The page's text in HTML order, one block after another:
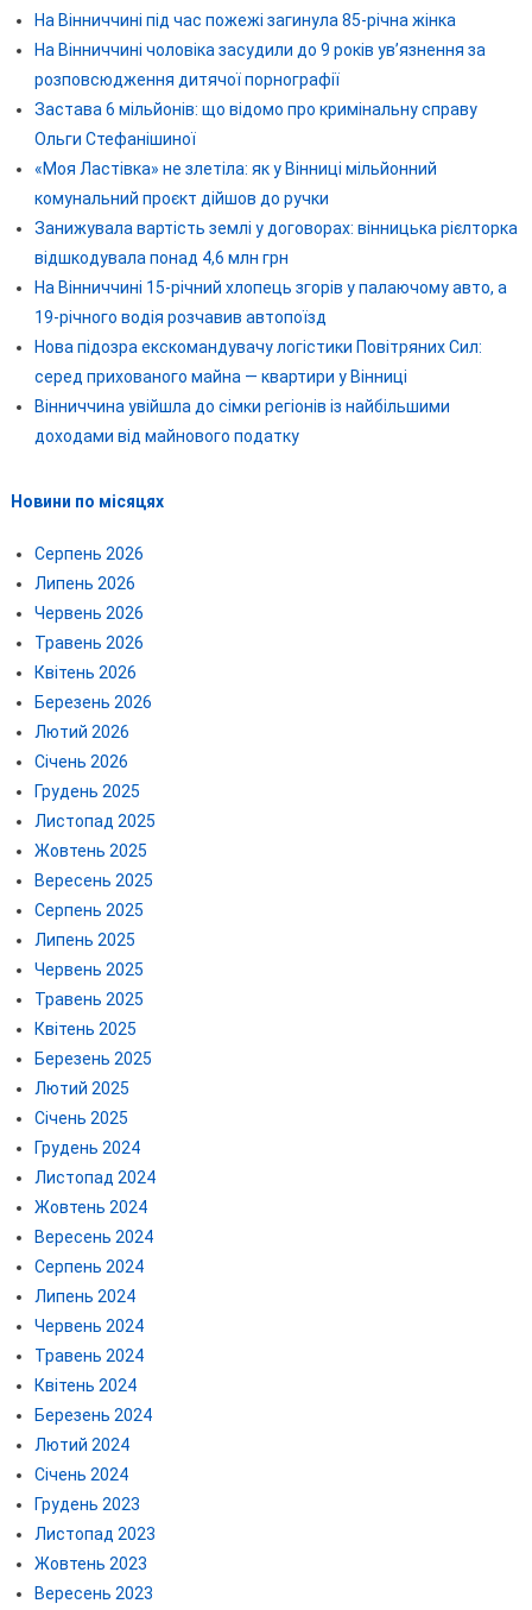
На Вінниччині під час пожежі загинула 85-річна жінка
На Вінниччині чоловіка засудили до 9 років ув’язнення за
розповсюдження дитячої порнографії
Застава 6 мільйонів: що відомо про кримінальну справу
Ольги Стефанішиної
«Моя Ластівка» не злетіла: як у Вінниці мільйонний
комунальний проєкт дійшов до ручки
Занижувала вартість землі у договорах: вінницька рієлторка
відшкодувала понад 4,6 млн грн
На Вінниччині 15-річний хлопець згорів у палаючому авто, а
19-річного водія розчавив автопоїзд
Нова підозра екскомандувачу логістики Повітряних Сил:
серед прихованого майна — квартири у Вінниці
Вінниччина увійшла до сімки регіонів із найбільшими
доходами від майнового податку
Новини по місяцях
Серпень 2026
Липень 2026
Червень 2026
Травень 2026
Квітень 2026
Березень 2026
Лютий 2026
Січень 2026
Грудень 2025
Листопад 2025
Жовтень 2025
Вересень 2025
Серпень 2025
Липень 2025
Червень 2025
Травень 2025
Квітень 2025
Березень 2025
Лютий 2025
Січень 2025
Грудень 2024
Листопад 2024
Жовтень 2024
Вересень 2024
Серпень 2024
Липень 2024
Червень 2024
Травень 2024
Квітень 2024
Березень 2024
Лютий 2024
Січень 2024
Грудень 2023
Листопад 2023
Жовтень 2023
Вересень 2023